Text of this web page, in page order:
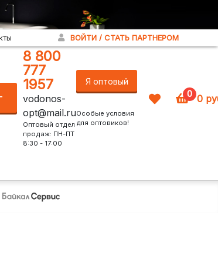
ВОЙТИ / СТАТЬ ПАРТНЕРОМ
8 800
777
1957
vodonos-
opt@mail.ru
Оптовый отдел
продаж: ПН-ПТ
8:30 - 17:00
Я оптовый
Особые условия
для оптовиков!
0 0